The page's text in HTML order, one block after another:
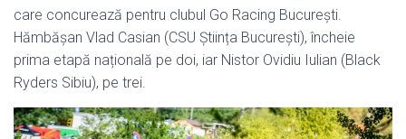
care concurează pentru clubul Go Racing București.
Hămbășan Vlad Casian (CSU Știința București), încheie
prima etapă națională pe doi, iar Nistor Ovidiu Iulian (Black
Ryders Sibiu), pe trei.